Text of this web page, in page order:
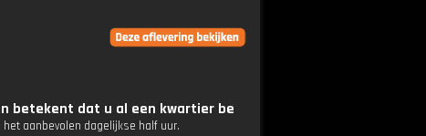
betekent dat u al een kwartier be
aanbevolen dagelijkse half uur.